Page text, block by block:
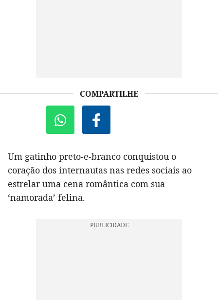
COMPARTILHE
Um gatinho preto-e-branco conquistou o
coração dos internautas nas redes sociais ao
estrelar uma cena romântica com sua
‘namorada’ felina.